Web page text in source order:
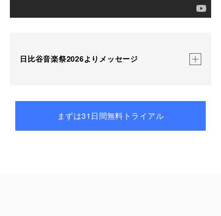
日比谷音楽祭2026よりメッセージ
信を初めて行ってから、毎年生配信を一緒にお届けし
まずは31日間無料トライアル